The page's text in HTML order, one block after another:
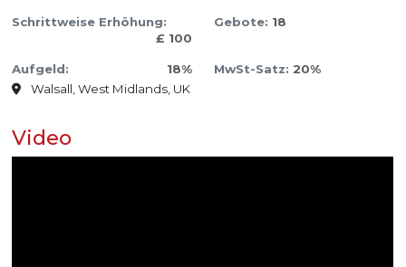
Schrittweise Erhöhung:
£ 100
Gebote: 18
Aufgeld: 18% MwSt-Satz: 20%
Walsall, West Midlands, UK
Video